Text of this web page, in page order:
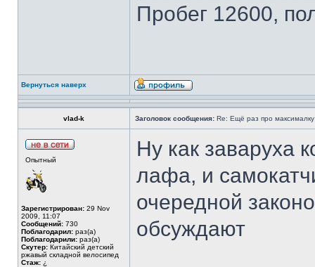
Пробег 12600,
Вернуться наверх
vlad-k Заголовок сообщения: Re: Ещё раз про максималку
Опытный
Зарегистрирован: 29 Nov
2009, 11:07
Сообщений: 730
Поблагодарил: раз(а)
Поблагодарили: раз(а)
Скутер: Китайский детский
ржавый складной велосипед
Стаж: ¿
Ну как заваруха
лафа, и
очередной
обсуждают